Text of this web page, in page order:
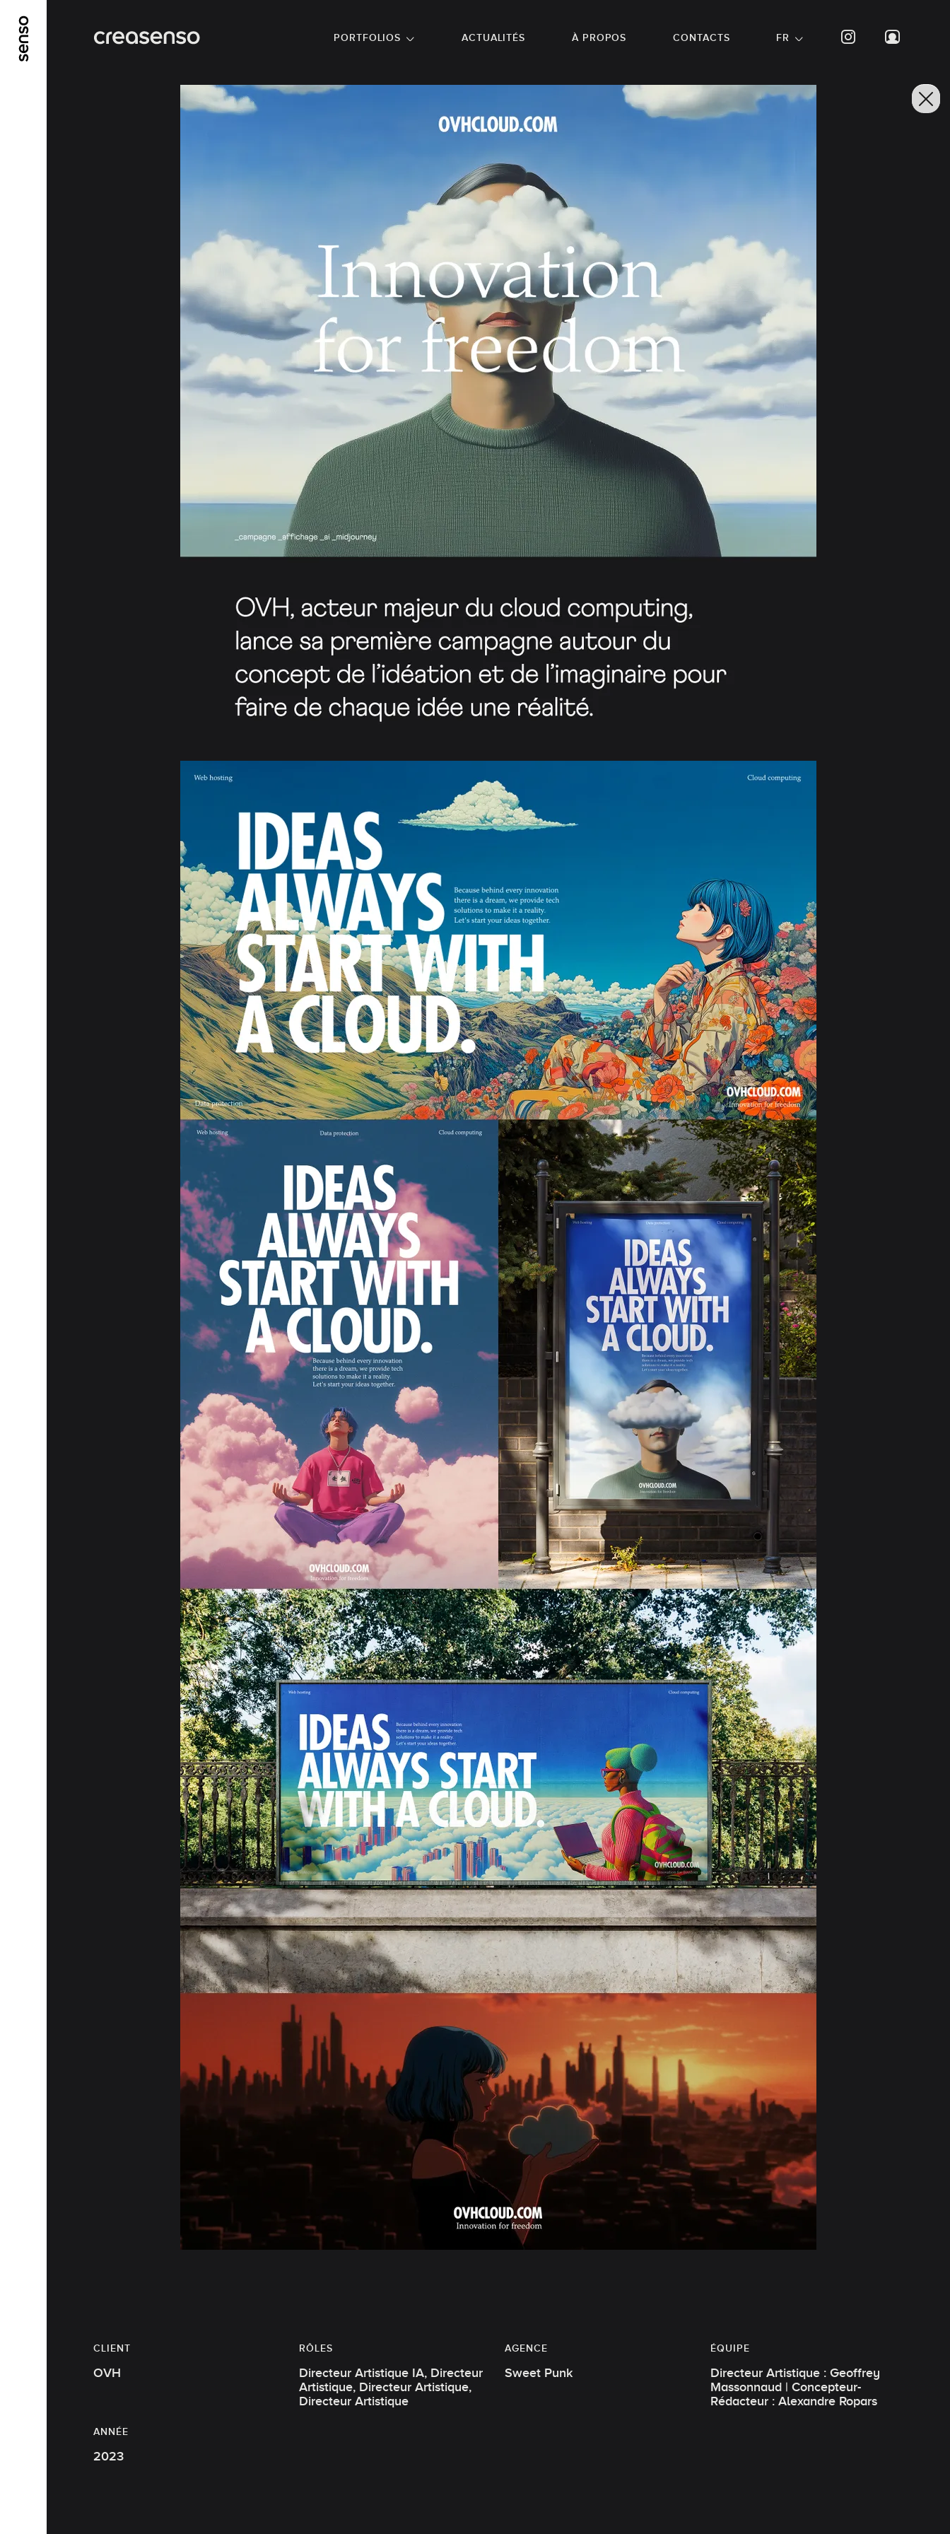
PORTFOLIOS
ACTUALITÉS À PROPOS CONTACTS FR
CLIENT
OVH
ANNÉE
2023
RÔLES
Directeur Artistique IA, Directeur
Artistique, Directeur Artistique,
Directeur Artistique
AGENCE
Sweet Punk
ÉQUIPE
Directeur Artistique : Geoffrey
Massonnaud | Concepteur-
Rédacteur : Alexandre Ropars